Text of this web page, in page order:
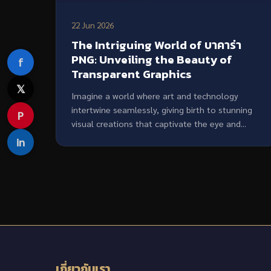
22 Jun 2026
The Intriguing World of บาคาร่า
PNG: Unveiling the Beauty of
Transparent Graphics
Imagine a world where art and technology
intertwine seamlessly, giving birth to stunning
visual creations that captivate the eye and...
f
𝕏
P
in